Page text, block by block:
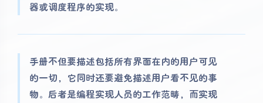
器或调度程序的实现。
手册不但要描述包括所有界面在内的用户可见
的一切，它同时还要避免描述用户看不见的事
物。后者是编程实现人员的工作范畴，而实现